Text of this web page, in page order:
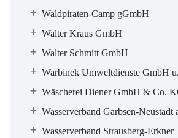
Waldpiraten-Camp gGmbH
Walter Kraus GmbH
Walter Schmitt GmbH
Warbinek Umweltdienste GmbH
Wäscherei Diener GmbH & Co.
Wasserverband Garbsen-Neustadt
Wasserverband Strausberg-Erkner